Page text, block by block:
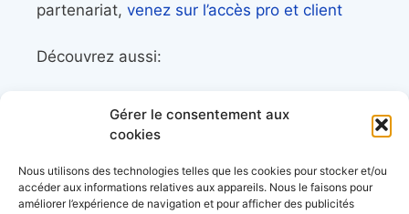
Gérer le consentement aux
cookies
Nous utilisons des technologies telles que les cookies pour stocker et/ou
accéder aux informations relatives aux appareils. Nous le faisons pour
améliorer l’expérience de navigation et pour afficher des publicités
partenariat, venez sur l’accès pro et client
Découvrez aussi:
librairie maritime
le trek et le raid nautique
BoatingAds, le site d’annonces bateaux